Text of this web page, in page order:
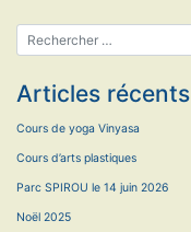
Articles récents
Cours de yoga Vinyasa
Cours d’arts plastiques
Parc SPIROU le 14 juin 2026
Noël 2025